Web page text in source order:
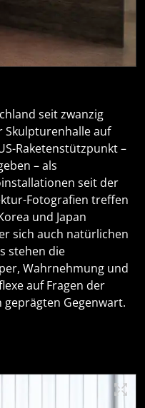
seit zwanzig
Skulpturenhalle auf
Raketenstützpunkt –
– als
seit der
Fotografien treffen
und Japan
sich auch natürlichen
stehen die
Wahrnehmung und
auf Fragen der
Gegenwart.